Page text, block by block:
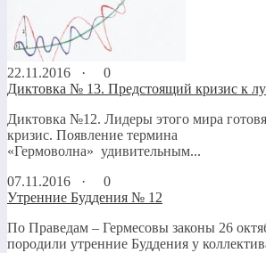
22.11.2016 ·
0
Диктовка № 13. Предстоящий кризис к
Диктовка №12. Лидеры этого мира
кризис. Появление термина
«Гермоволна» удивительным...
07.11.2016 ·
0
Утренние Буддения № 12
По Праведам – Гермесовы законы 26
породили утренние Буддения у